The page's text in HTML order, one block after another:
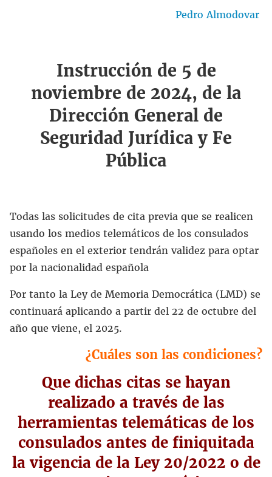
Pedro Almodovar
Instrucción de 5 de
noviembre de 2024, de la
Dirección General de
Seguridad Jurídica y Fe
Pública
Todas las solicitudes de cita previa que se realicen
usando los medios telemáticos de los consulados
españoles en el exterior tendrán validez para optar
por la nacionalidad española
Por tanto la Ley de Memoria Democrática (LMD) se
continuará aplicando a partir del 22 de octubre del
año que viene, el 2025.
¿Cuáles son las condiciones?
Que dichas citas se hayan
realizado a través de las
herramientas telemáticas de los
consulados antes de finiquitada
la vigencia de la Ley 20/2022 o de